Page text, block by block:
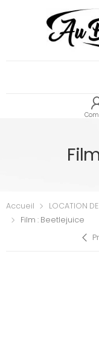
Accueil LOCATION
Film : Beetlejuice